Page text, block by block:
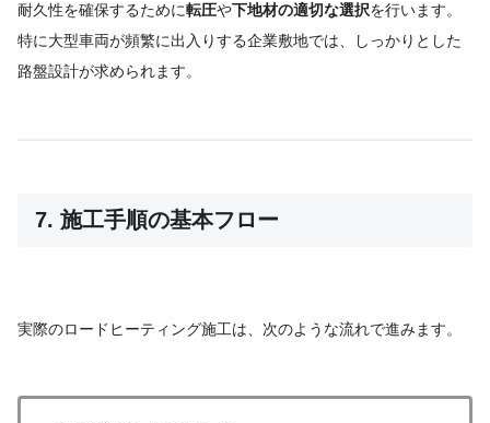
耐久性を確保するために転圧や下地材の適切な選択を行います。
特に大型車両が頻繁に出入りする企業敷地では、しっかりとした
路盤設計が求められます。
7. 施工手順の基本フロー
実際のロードヒーティング施工は、次のような流れで進みます。